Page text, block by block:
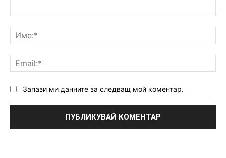
Запази ми данните за следващ мой коментар.